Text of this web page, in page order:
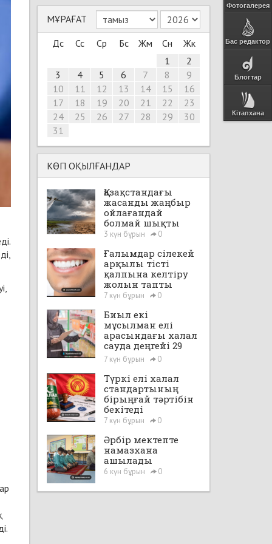
Фотогалерея
Бас редактор
Блогтар
Кітапхана
МҰРАҒАТ
Дс
Сс Ср Бс Жм Сн
Жк
1
2
3
4 5 6 7 8
9
10
11 12 13 14 15
16
17
18 19 20 21 22
23
24
25 26 27 28 29
30
31
КӨП ОҚЫЛҒАНДАР
Қазақстандағы
жасанды жаңбыр
ойлағандай
болмай шықты
3 күн бұрын 0
Ғалымдар сілекей
арқылы тісті
қалпына келтіру
жолын тапты
7 күн бұрын 0
Биыл екі
мұсылман елі
арасындағы халал
сауда деңгейі 29
млрд доллардан
асады
7 күн бұрын 0
Түркі елі халал
стандартының
бірыңғай тәртібін
бекітеді
7 күн бұрын 0
Әрбір мектепте
намазхана
ашылады
6 күн бұрын 0